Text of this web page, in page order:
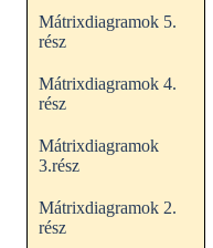
Mátrixdiagramok 5.
rész
Mátrixdiagramok 4.
rész
Mátrixdiagramok
3.rész
Mátrixdiagramok 2.
rész